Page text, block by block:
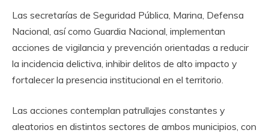
Las secretarías de Seguridad Pública, Marina, Defensa
Nacional, así como Guardia Nacional, implementan
acciones de vigilancia y prevención orientadas a reducir
la incidencia delictiva, inhibir delitos de alto impacto y
fortalecer la presencia institucional en el territorio.
Las acciones contemplan patrullajes constantes y
aleatorios en distintos sectores de ambos municipios, con